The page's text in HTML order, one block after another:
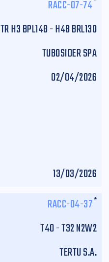
RACC-07-74
TR H3 BPL148 - H4B BRL130
TUBOSIDER SPA
02/04/2026
13/03/2026
RACC-04-37*
T40 - T32 N2W2
TERTU S.A.